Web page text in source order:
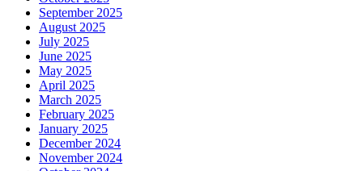
September 2025
August 2025
July 2025
June 2025
May 2025
April 2025
March 2025
February 2025
January 2025
December 2024
November 2024